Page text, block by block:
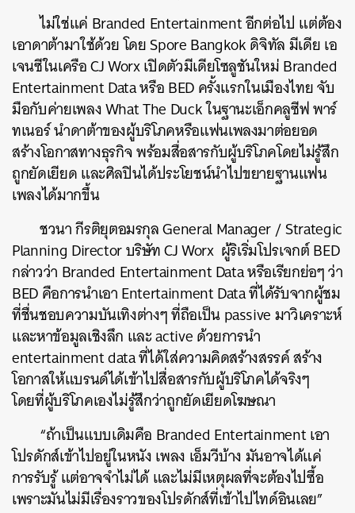
ไม่ใช่แค่ Branded Entertainment อีกต่อไป แต่ต้อง
เอาดาต้ามาใช้ด้วย โดย Spore Bangkok ดิจิทัล มีเดีย เอ
เจนซีในเครือ CJ Worx เปิดตัวมีเดียโซลูชันใหม่ Branded
Entertainment Data หรือ BED ครั้งแรกในเมืองไทย จับ
มือกับค่ายเพลง What The Duck ในฐานะเอ็กคลูซีฟ พาร์
ทเนอร์ นำดาต้าของผู้บริโภคหรือแฟนเพลงมาต่อยอด
สร้างโอกาสทางธุรกิจ พร้อมสื่อสารกับผู้บริโภคโดยไม่รู้สึก
ถูกยัดเยียด และศิลปินได้ประโยชน์นำไปขยายฐานแฟน
เพลงได้มากขึ้น
ชวนา กีรติยุตอมรกุล General Manager / Strategic
Planning Director บริษัท CJ Worx ผู้ริเริ่มโปรเจกต์ BED
กล่าวว่า Branded Entertainment Data หรือเรียกย่อๆ ว่า
BED คือการนำเอา Entertainment Data ที่ได้รับจากผู้ชม
ที่ชื่นชอบความบันเทิงต่างๆ ที่ถือเป็น passive มาวิเคราะห์
และหาข้อมูลเชิงลึก และ active ด้วยการนำ
entertainment data ที่ได้ใส่ความคิดสร้างสรรค์ สร้าง
โอกาสให้แบรนด์ได้เข้าไปสื่อสารกับผู้บริโภคได้จริงๆ
โดยที่ผู้บริโภคเองไม่รู้สึกว่าถูกยัดเยียดโฆษณา
“ถ้าเป็นแบบเดิมคือ Branded Entertainment เอา
โปรดักส์เข้าไปอยู่ในหนัง เพลง เอ็มวีบ้าง มันอาจได้แค่
การรับรู้ แต่อาจจำไม่ได้ และไม่มีเหตุผลที่จะต้องไปซื้อ
เพราะมันไม่มีเรื่องราวของโปรดักส์ที่เข้าไปไทด์อินเลย”